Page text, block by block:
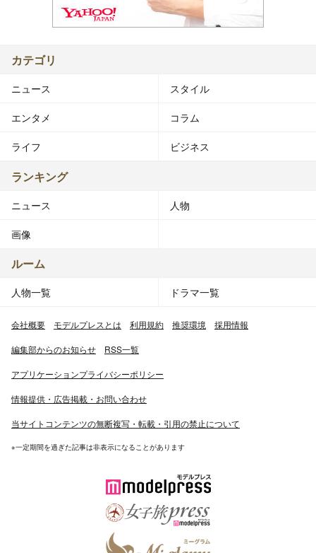
カテゴリ
ニュース スタイル
エンタメ コラム
ライフ ビジネス
ランキング
ニュース 人物
画像
ルーム
人物一覧 ドラマ一覧
会社概要 モデルプレスとは 利用規約 推奨環境 採用情報
編集部からのお知らせ RSS一覧
アプリケーションプライバシーポリシー
情報提供・広告掲載・お問い合わせ
当サイトコンテンツの無断複写・転載・引用の禁止について
※一定期間を過ぎた記事は非表示になることがあります